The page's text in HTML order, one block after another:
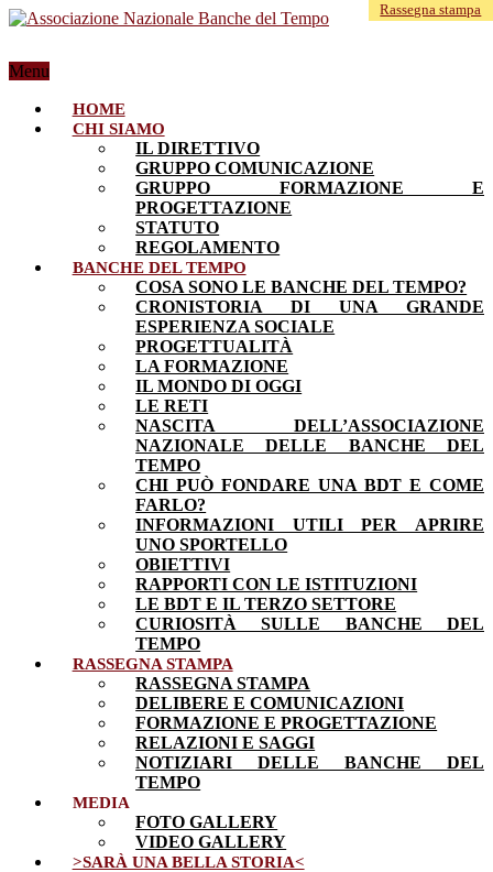
Menu
HOME
CHI SIAMO
IL DIRETTIVO
GRUPPO COMUNICAZIONE
GRUPPO FORMAZIONE E
PROGETTAZIONE
STATUTO
REGOLAMENTO
BANCHE DEL TEMPO
COSA SONO LE BANCHE DEL TEMPO?
CRONISTORIA DI UNA GRANDE
ESPERIENZA SOCIALE
PROGETTUALITÀ
LA FORMAZIONE
IL MONDO DI OGGI
LE RETI
NASCITA DELL’ASSOCIAZIONE
NAZIONALE DELLE BANCHE DEL
TEMPO
CHI PUÒ FONDARE UNA BDT E COME
FARLO?
INFORMAZIONI UTILI PER APRIRE
UNO SPORTELLO
OBIETTIVI
RAPPORTI CON LE ISTITUZIONI
LE BDT E IL TERZO SETTORE
CURIOSITÀ SULLE BANCHE DEL
TEMPO
RASSEGNA STAMPA
RASSEGNA STAMPA
DELIBERE E COMUNICAZIONI
FORMAZIONE E PROGETTAZIONE
RELAZIONI E SAGGI
NOTIZIARI DELLE BANCHE DEL
TEMPO
MEDIA
FOTO GALLERY
VIDEO GALLERY
>SARÀ UNA BELLA STORIA<
Rassegna stampa
Rassegna stampa